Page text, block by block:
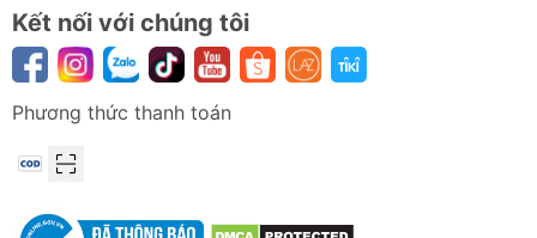
Kết nối với chúng tôi
Phương thức thanh toán